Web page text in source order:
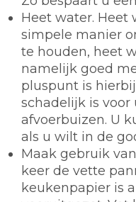
Heet water. Heet
simpele manier
te houden, heet
namelijk goed
pluspunt is
schadelijk is
afvoerbuizen. U
als u wilt in de
Maak gebruik
keer de vette
keukenpapier is